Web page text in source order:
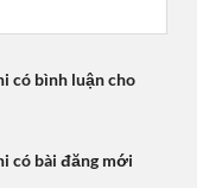
có bình luận cho
có bài đăng mới